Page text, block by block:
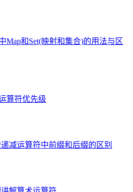
Map和Set(映射和集合)的用法与区
算符优先级
递减运算符中前缀和后缀的区别